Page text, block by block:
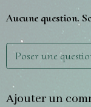
Aucune question.
Poser une
Ajouter un